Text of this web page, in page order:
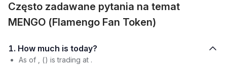
Często zadawane pytania na temat
MENGO (Flamengo Fan Token)
1. How much is today?
As of , () is trading at .